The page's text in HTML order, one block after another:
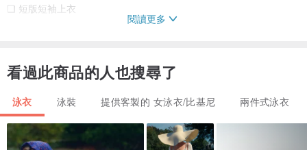
❏ 短版短袖上衣
❏ 正面 V 領設計，搭配三角鏤空剪裁
❏ 衣身兩側滾邊設計
❏ 設計著重凸顯身形曲線
❏ 客製金屬扣具，刻有 Logo
❏ 柔軟內裡布料
❏ 內附胸墊
閱讀更多
看過此商品的人也搜尋了
泳衣 泳裝 提供客製的 女泳衣/比基尼 兩件式泳衣